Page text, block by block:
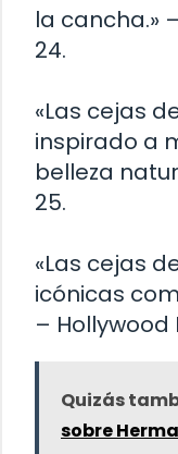
la cancha.»
24.
«Las cejas
inspirado a
belleza
25.
«Las cejas
icónicas
– Hollywood
Quizás
sobre